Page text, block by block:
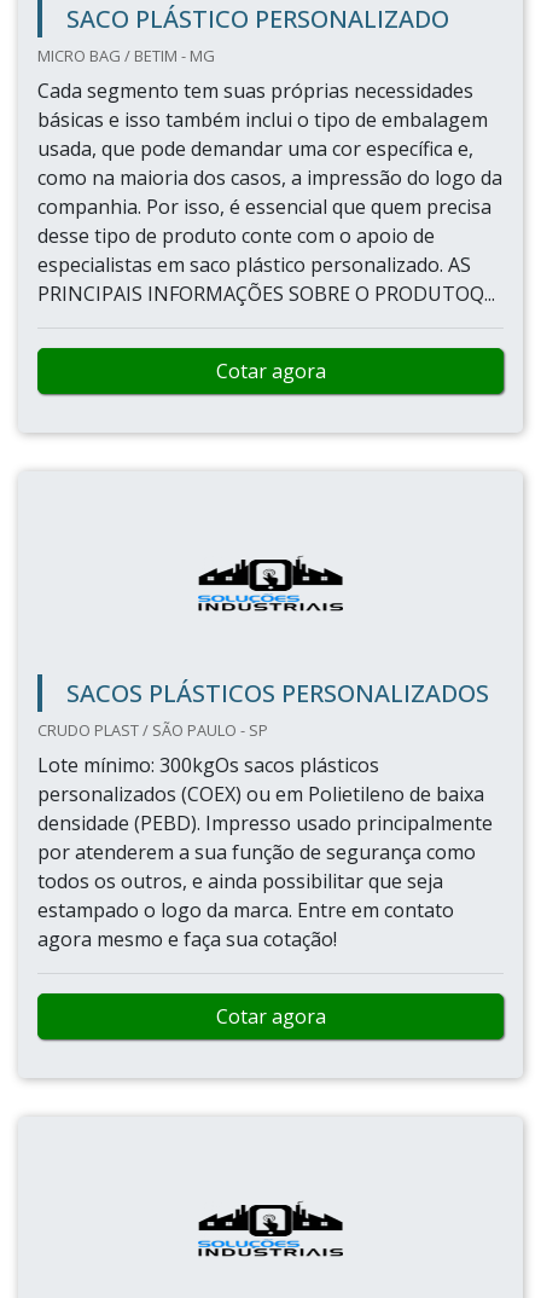
SACO PLÁSTICO PERSONALIZADO
MICRO BAG / BETIM - MG
Cada segmento tem suas próprias necessidades
básicas e isso também inclui o tipo de embalagem
usada, que pode demandar uma cor específica e,
como na maioria dos casos, a impressão do logo da
companhia. Por isso, é essencial que quem precisa
desse tipo de produto conte com o apoio de
especialistas em saco plástico personalizado. AS
PRINCIPAIS INFORMAÇÕES SOBRE O PRODUTOQ...
Cotar agora
SACOS PLÁSTICOS PERSONALIZADOS
CRUDO PLAST / SÃO PAULO - SP
Lote mínimo: 300kgOs sacos plásticos
personalizados (COEX) ou em Polietileno de baixa
densidade (PEBD). Impresso usado principalmente
por atenderem a sua função de segurança como
todos os outros, e ainda possibilitar que seja
estampado o logo da marca. Entre em contato
agora mesmo e faça sua cotação!
Cotar agora